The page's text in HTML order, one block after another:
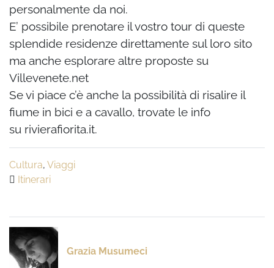
personalmente da noi.
E’ possibile prenotare il vostro tour di queste
splendide residenze direttamente sul loro sito
ma anche esplorare altre proposte su
Villevenete.net
Se vi piace c’è anche la possibilità di risalire il
fiume in bici e a cavallo, trovate le info
su rivierafiorita.it.
Cultura, Viaggi
Itinerari
Grazia Musumeci